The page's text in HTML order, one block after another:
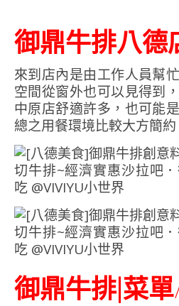
御鼎牛排八德
來到店內是由工作人員幫
空間從窗外也可以見得到
中原店舒適許多，也可能
總之用餐環境比較大方簡約
御鼎牛排|菜